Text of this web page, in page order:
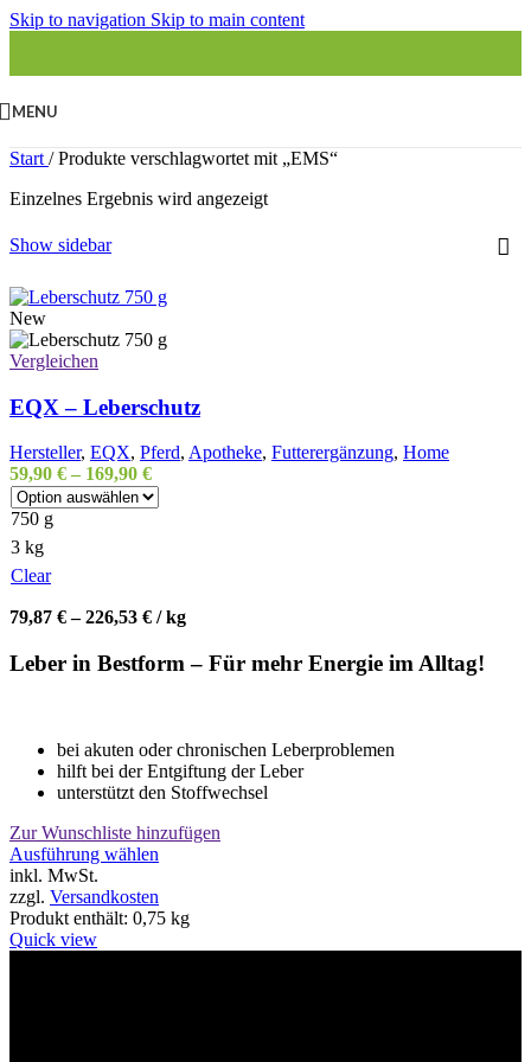
Skip to navigation Skip to main content
MENU
Start / Produkte verschlagwortet mit „EMS“
Einzelnes Ergebnis wird angezeigt
Show sidebar
New
Vergleichen
EQX – Leberschutz
Hersteller, EQX, Pferd, Apotheke, Futterergänzung, Home
59,90 € – 169,90 €
750 g
3 kg
Clear
79,87 €–226,53 € /kg
Leber in Bestform – Für mehr Energie im Alltag!
bei akuten oder chronischen Leberproblemen
hilft bei der Entgiftung der Leber
unterstützt den Stoffwechsel
Zur Wunschliste hinzufügen
Ausführung wählen
mehrere
inkl. MwSt.
zzgl. Versandkosten
Produkt enthält: 0,75 kg
Quick view